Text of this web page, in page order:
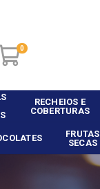
0
RECHEIOS E
COBERTURAS
FRUTAS
SECAS